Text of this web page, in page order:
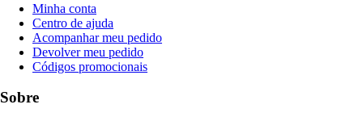
Minha conta
Centro de ajuda
Acompanhar meu pedido
Devolver meu pedido
Códigos promocionais
Sobre